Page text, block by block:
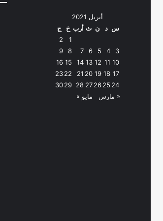
أبريل 2021
س د ن ث أرب خ
ج
1
2
3
4
5
6
7
8
9
10
11
12
13
14
15
16
17
18
19
20
21
22
23
24
25
26
27
28
29
30
« مارس
مايو »